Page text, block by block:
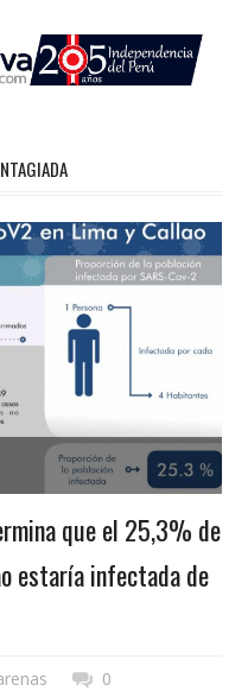
que el 25,3% de
estaría infectada de
0